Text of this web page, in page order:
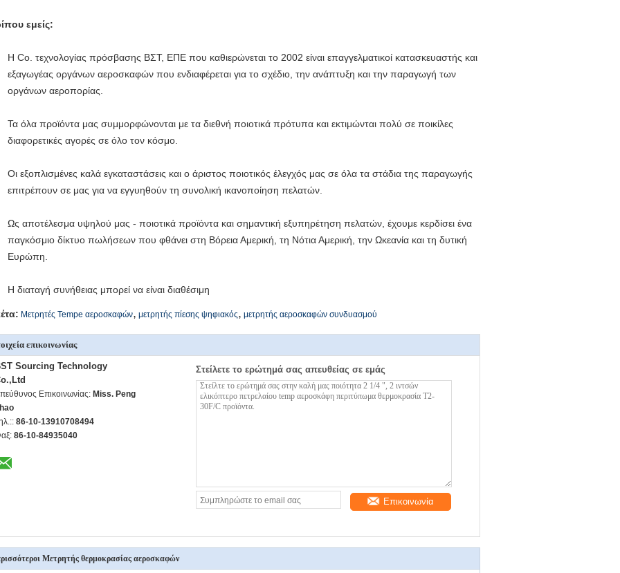
εμείς:
Η Co. τεχνολογίας πρόσβασης ΒΣΤ, ΕΠΕ που καθιερώνεται το 2002 είναι επαγγελματικοί κατασκευαστής και
εξαγωγέας οργάνων αεροσκαφών που ενδιαφέρεται για το σχέδιο, την ανάπτυξη και την παραγωγή των
οργάνων αεροπορίας.
Τα όλα προϊόντα μας συμμορφώνονται με τα διεθνή ποιοτικά πρότυπα και εκτιμώνται πολύ σε ποικίλες
διαφορετικές αγορές σε όλο τον κόσμο.
Οι εξοπλισμένες καλά εγκαταστάσεις και ο άριστος ποιοτικός έλεγχός μας σε όλα τα στάδια της παραγωγής
επιτρέπουν σε μας για να εγγυηθούν τη συνολική ικανοποίηση πελατών.
Ως αποτέλεσμα υψηλού μας - ποιοτικά προϊόντα και σημαντική εξυπηρέτηση πελατών, έχουμε κερδίσει ένα
παγκόσμιο δίκτυο πωλήσεων που φθάνει στη Βόρεια Αμερική, τη Νότια Αμερική, την Ωκεανία και τη δυτική
Ευρώπη.
Η διαταγή συνήθειας μπορεί να είναι διαθέσιμη
Μετρητές Tempe αεροσκαφών, μετρητής πίεσης ψηφιακός, μετρητής αεροσκαφών συνδυασμού
επικοινωνίας
Sourcing Technology
Επικοινωνίας: Miss. Peng
86-10-13910708494
86-10-84935040
Στείλετε το ερώτημά σας απευθείας σε εμάς
Επικοινωνία
Μετρητής θερμοκρασίας αεροσκαφών